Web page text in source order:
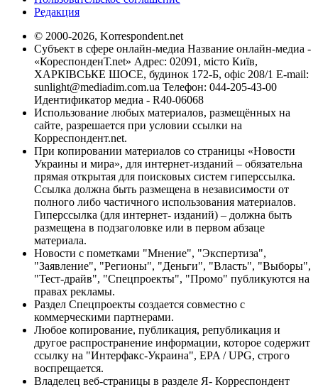
Редакция
© 2000-2026, Korrespondent.net
Субъект в сфере онлайн-медиа Название онлайн-медиа -
«КореспонденТ.net» Адрес: 02091, місто Київ,
ХАРКІВСЬКЕ ШОСЕ, будинок 172-Б, офіс 208/1 E-mail:
sunlight@mediadim.com.ua Телефон: 044-205-43-00
Идентификатор медиа - R40-06068
Использование любых материалов, размещённых на
сайте, разрешается при условии ссылки на
Корреспондент.net.
При копировании материалов со страницы «Новости
Украины и мира», для интернет-изданий – обязательна
прямая открытая для поисковых систем гиперссылка.
Ссылка должна быть размещена в независимости от
полного либо частичного использования материалов.
Гиперссылка (для интернет- изданий) – должна быть
размещена в подзаголовке или в первом абзаце
материала.
Новости с пометками "Мнение", "Экспертиза",
"Заявление", "Регионы", "Деньги", "Власть", "Выборы",
"Тест-драйв", "Спецпроекты", "Промо" публикуются на
правах рекламы.
Раздел Спецпроекты создается совместно с
коммерческими партнерами.
Любое копирование, публикация, републикация и
другое распространение информации, которое содержит
ссылку на "Интерфакс-Украина", EPA / UPG, строго
воспрещается.
Владелец веб-страницы в разделе Я- Корреспондент